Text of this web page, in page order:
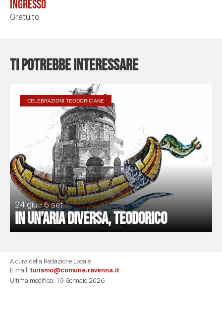
Ingresso
Gratuito
Ti potrebbe interessare
CELEBRAZIONI TEODORICIANE
24 giu - 6 set
In un’aria diversa, Teodorico
A cura della Redazione Locale
E-mail: turismo@comune.ravenna.it
Ultima modifica: 19 Gennaio 2026